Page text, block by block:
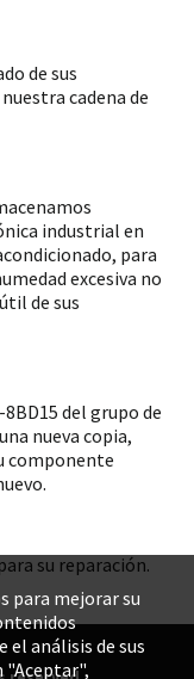
de sus
cadena de
industrial en
para
excesiva no
de sus
del grupo de
nueva copia,
componente
su reparación.
para mejorar su
el análisis de sus
"Aceptar",